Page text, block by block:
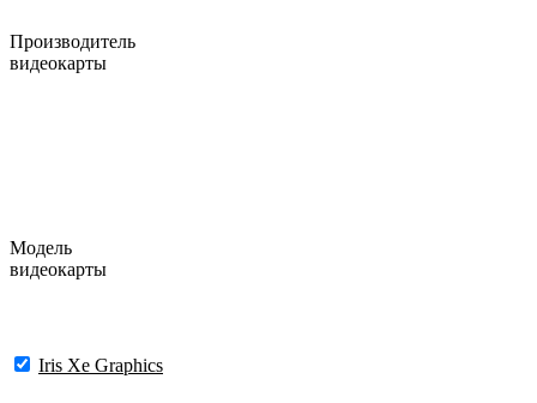
Производитель
видеокарты
Модель
видеокарты
Iris Xe Graphics